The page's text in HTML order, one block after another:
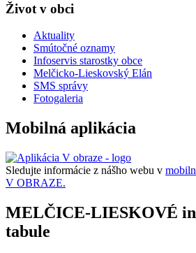
Život v obci
Aktuality
Smútočné oznamy
Infoservis starostky obce
Melčicko-Lieskovský Elán
SMS správy
Fotogaleria
Mobilná aplikácia
Sledujte informácie z nášho webu v
V OBRAZE.
MELČICE-LIESKOVÉ
tabule